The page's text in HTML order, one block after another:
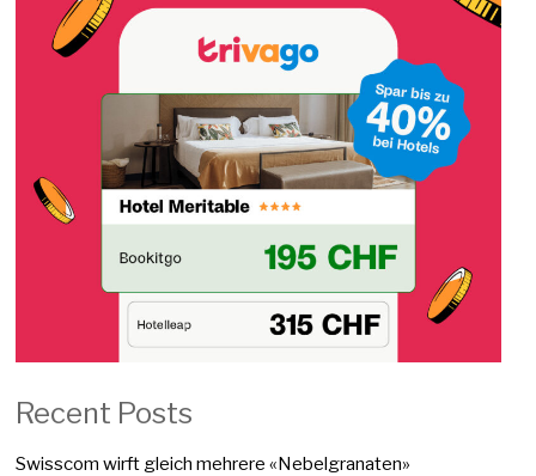
Recent Posts
Swisscom wirft gleich mehrere «Nebelgranaten»